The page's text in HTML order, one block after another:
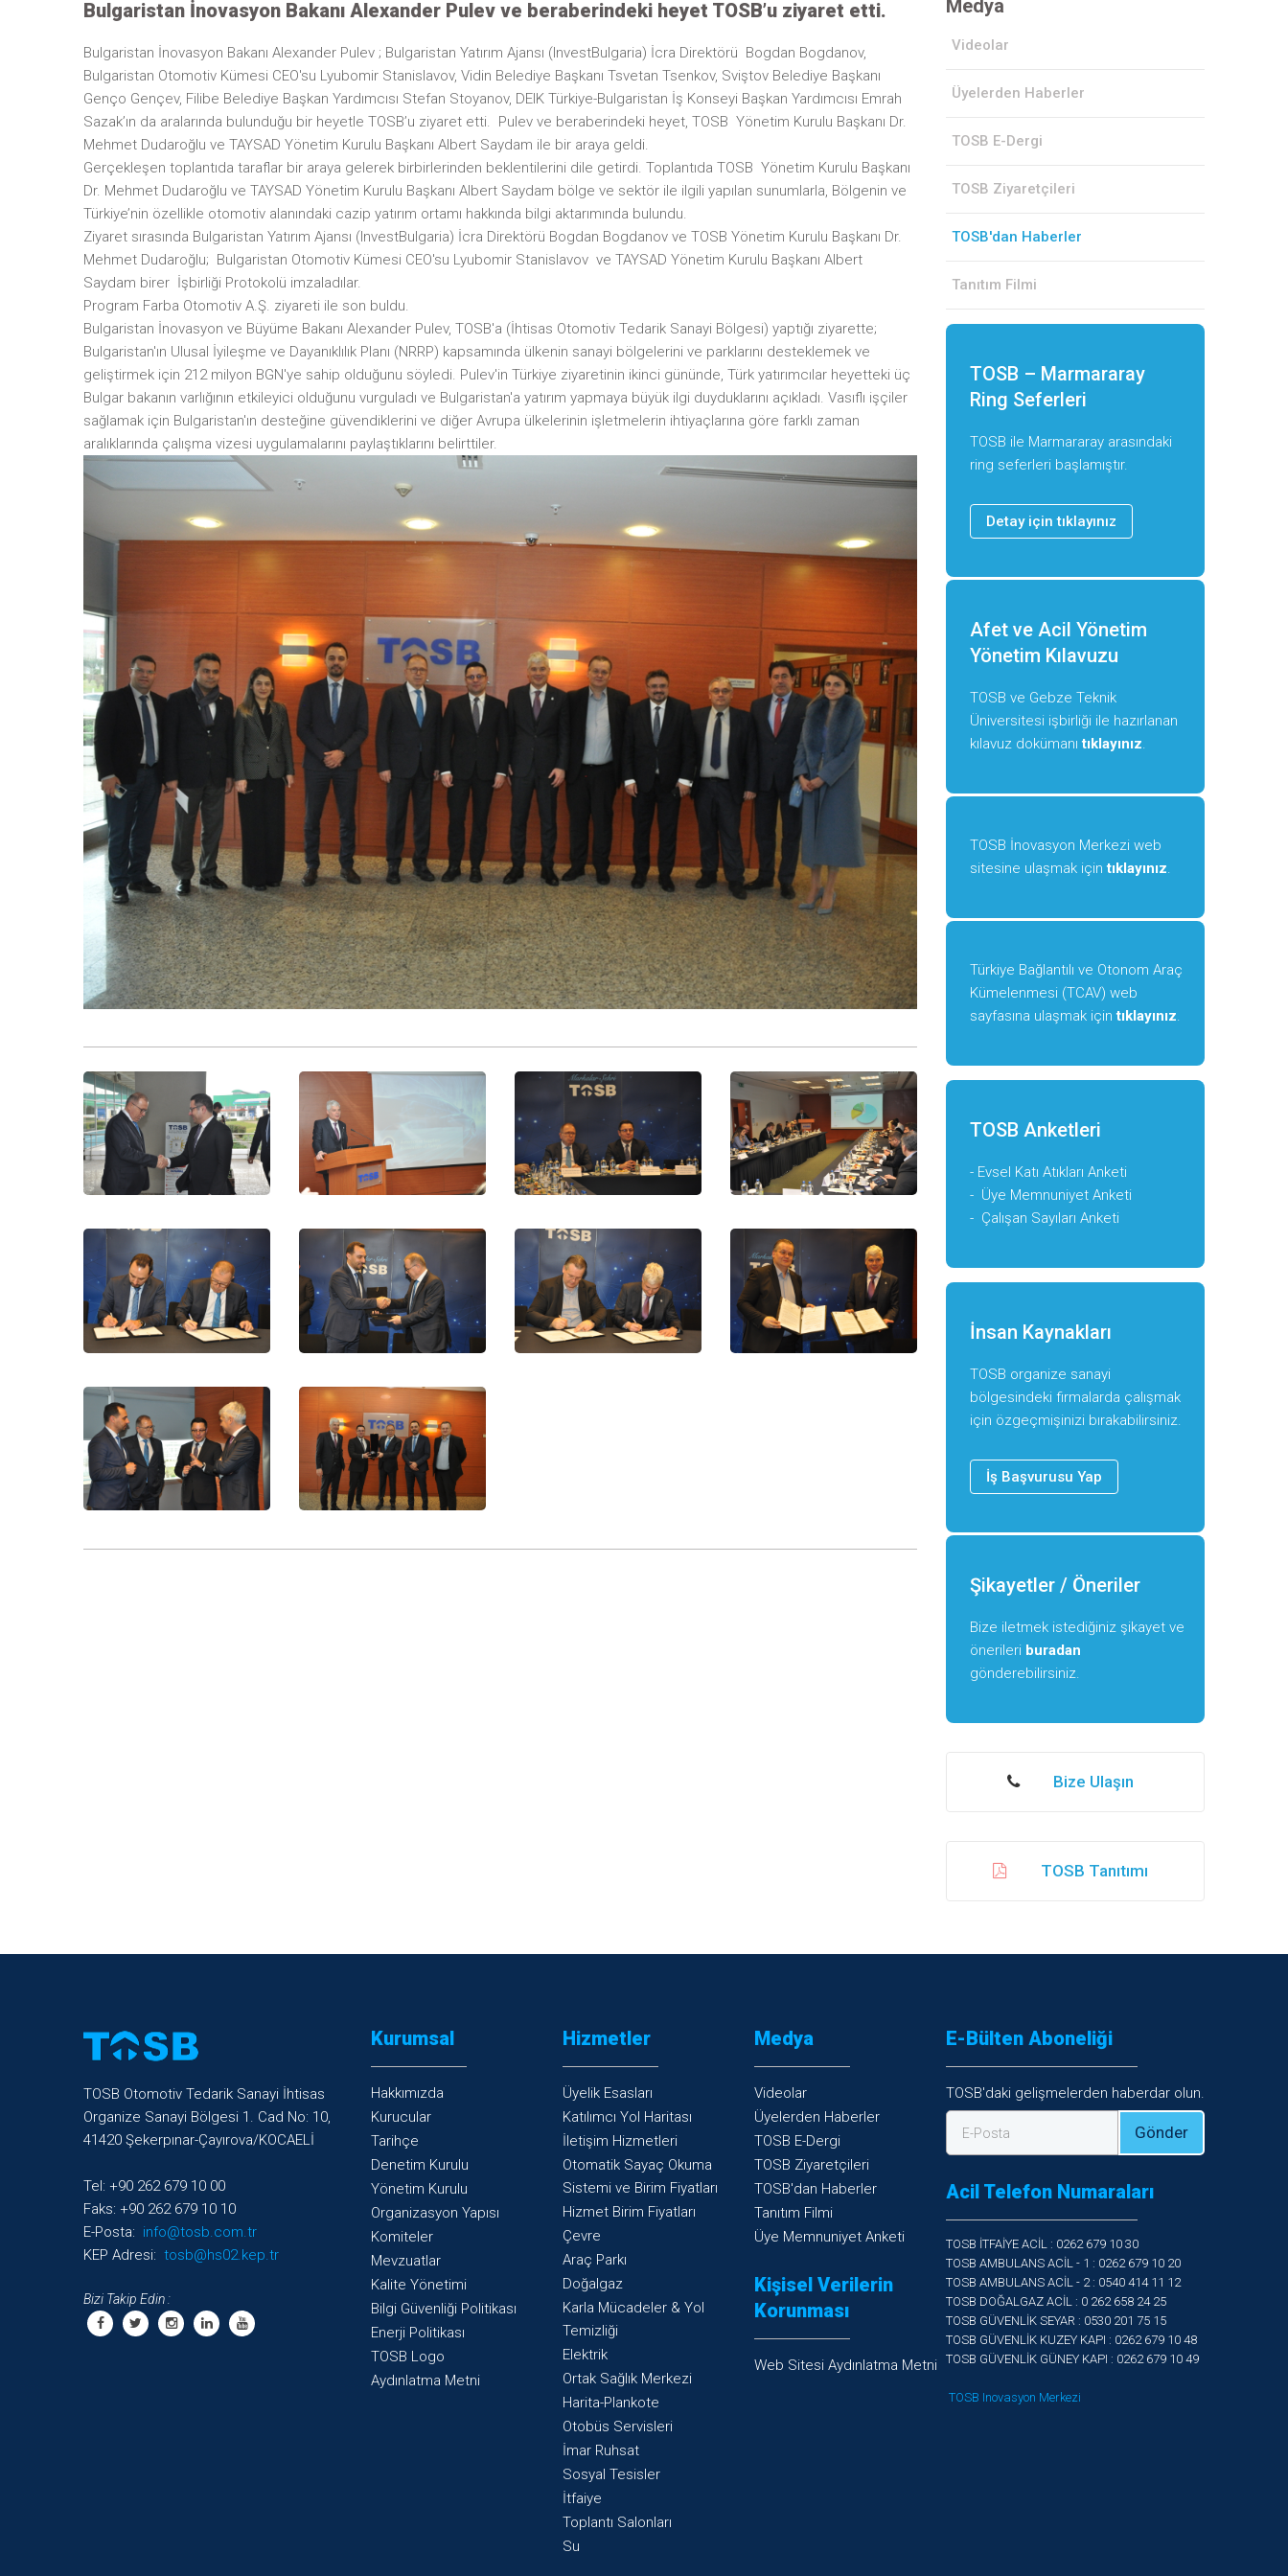
Bulgaristan İnovasyon Bakanı Alexander Pulev ve beraberindeki heyet TOSB’u ziyaret etti.
Bulgaristan İnovasyon Bakanı Alexander Pulev ; Bulgaristan Yatırım Ajansı (InvestBulgaria) İcra Direktörü Bogdan Bogdanov,
Bulgaristan Otomotiv Kümesi CEO'su Lyubomir Stanislavov, Vidin Belediye Başkanı Tsvetan Tsenkov, Sviştov Belediye Başkanı
Genço Gençev, Filibe Belediye Başkan Yardımcısı Stefan Stoyanov, DEIK Türkiye-Bulgaristan İş Konseyi Başkan Yardımcısı Emrah
Sazak’ın da aralarında bulunduğu bir heyetle TOSB’u ziyaret etti. Pulev ve beraberindeki heyet, TOSB Yönetim Kurulu Başkanı Dr.
Mehmet Dudaroğlu ve TAYSAD Yönetim Kurulu Başkanı Albert Saydam ile bir araya geldi.
Gerçekleşen toplantıda taraflar bir araya gelerek birbirlerinden beklentilerini dile getirdi. Toplantıda TOSB Yönetim Kurulu Başkanı
Dr. Mehmet Dudaroğlu ve TAYSAD Yönetim Kurulu Başkanı Albert Saydam bölge ve sektör ile ilgili yapılan sunumlarla, Bölgenin ve
Türkiye’nin özellikle otomotiv alanındaki cazip yatırım ortamı hakkında bilgi aktarımında bulundu.
Ziyaret sırasında Bulgaristan Yatırım Ajansı (InvestBulgaria) İcra Direktörü Bogdan Bogdanov ve TOSB Yönetim Kurulu Başkanı Dr.
Mehmet Dudaroğlu; Bulgaristan Otomotiv Kümesi CEO'su Lyubomir Stanislavov ve TAYSAD Yönetim Kurulu Başkanı Albert
Saydam birer İşbirliği Protokolü imzaladılar.
Program Farba Otomotiv A.Ş. ziyareti ile son buldu.
Bulgaristan İnovasyon ve Büyüme Bakanı Alexander Pulev, TOSB'a (İhtisas Otomotiv Tedarik Sanayi Bölgesi) yaptığı ziyarette;
Bulgaristan'ın Ulusal İyileşme ve Dayanıklılık Planı (NRRP) kapsamında ülkenin sanayi bölgelerini ve parklarını desteklemek ve
geliştirmek için 212 milyon BGN'ye sahip olduğunu söyledi. Pulev'in Türkiye ziyaretinin ikinci gününde, Türk yatırımcılar heyetteki üç
Bulgar bakanın varlığının etkileyici olduğunu vurguladı ve Bulgaristan'a yatırım yapmaya büyük ilgi duyduklarını açıkladı. Vasıflı işçiler
sağlamak için Bulgaristan'ın desteğine güvendiklerini ve diğer Avrupa ülkelerinin işletmelerin ihtiyaçlarına göre farklı zaman
aralıklarında çalışma vizesi uygulamalarını paylaştıklarını belirttiler.
Medya
Videolar
Üyelerden Haberler
TOSB E-Dergi
TOSB Ziyaretçileri
TOSB'dan Haberler
Tanıtım Filmi
TOSB – Marmararay
Ring Seferleri
TOSB ile Marmararay arasındaki
ring seferleri başlamıştır.
Detay için tıklayınız
Afet ve Acil Yönetim
Yönetim Kılavuzu
TOSB ve Gebze Teknik
Üniversitesi işbirliği ile hazırlanan
kılavuz dokümanıtıklayınız.
TOSB İnovasyon Merkezi web
sitesine ulaşmak içintıklayınız.
Türkiye Bağlantılı ve Otonom Araç
Kümelenmesi (TCAV) web
sayfasına ulaşmak içintıklayınız.
TOSB Anketleri
- Evsel Katı Atıkları Anketi
- Üye Memnuniyet Anketi
- Çalışan Sayıları Anketi
İnsan Kaynakları
TOSB organize sanayi
bölgesindeki firmalarda çalışmak
için özgeçmişinizi bırakabilirsiniz.
İş Başvurusu Yap
Şikayetler / Öneriler
Bize iletmek istediğiniz şikayet ve
önerileri buradan
gönderebilirsiniz.
Bize Ulaşın
TOSB Tanıtımı
TOSB Otomotiv Tedarik Sanayi İhtisas
Organize Sanayi Bölgesi 1. Cad No: 10,
41420 Şekerpınar-Çayırova/KOCAELİ
Tel: +90 262 679 10 00
Faks: +90 262 679 10 10
E-Posta: info@tosb.com.tr
KEP Adresi: tosb@hs02.kep.tr
Bizi Takip Edin :
Kurumsal
Hakkımızda
Kurucular
Tarihçe
Denetim Kurulu
Yönetim Kurulu
Organizasyon Yapısı
Komiteler
Mevzuatlar
Kalite Yönetimi
Bilgi Güvenliği Politikası
Enerji Politikası
TOSB Logo
Aydınlatma Metni
Hizmetler
Üyelik Esasları
Katılımcı Yol Haritası
İletişim Hizmetleri
Otomatik Sayaç Okuma
Sistemi ve Birim Fiyatları
Hizmet Birim Fiyatları
Çevre
Araç Parkı
Doğalgaz
Karla Mücadeler & Yol
Temizliği
Elektrik
Ortak Sağlık Merkezi
Harita-Plankote
Otobüs Servisleri
İmar Ruhsat
Sosyal Tesisler
İtfaiye
Toplantı Salonları
Su
Medya
Videolar
Üyelerden Haberler
TOSB E-Dergi
TOSB Ziyaretçileri
TOSB'dan Haberler
Tanıtım Filmi
Üye Memnuniyet Anketi
Kişisel Verilerin
Korunması
Web Sitesi Aydınlatma Metni
E-Bülten Aboneliği
TOSB'daki gelişmelerden haberdar olun.
E-Posta Gönder
Acil Telefon Numaraları
TOSB İTFAİYE ACİL : 0262 679 10 30
TOSB AMBULANS ACİL - 1 : 0262 679 10 20
TOSB AMBULANS ACİL - 2 : 0540 414 11 12
TOSB DOĞALGAZ ACİL : 0 262 658 24 25
TOSB GÜVENLİK SEYAR : 0530 201 75 15
TOSB GÜVENLİK KUZEY KAPI : 0262 679 10 48
TOSB GÜVENLİK GÜNEY KAPI : 0262 679 10 49
TOSB Inovasyon Merkezi